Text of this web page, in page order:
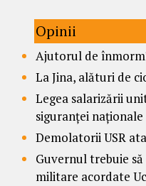
Opinii
Ajutorul de
La Jina, alături de
Legea salarizării
siguranței naționale
Demolatorii USR
Guvernul trebuie
militare acordate